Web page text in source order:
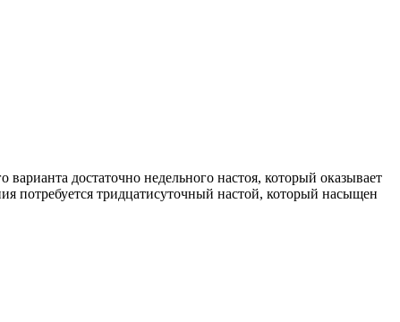
достаточно недельного настоя, который оказывает
потребуется тридцатисуточный настой, который насыщен